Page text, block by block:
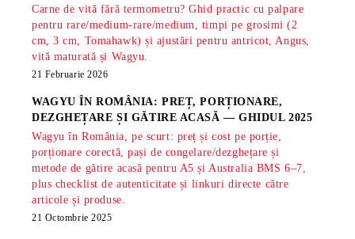
Carne de vită fără termometru? Ghid practic cu palpare
pentru rare/medium-rare/medium, timpi pe grosimi (2
cm, 3 cm, Tomahawk) și ajustări pentru antricot, Angus,
vită maturată și Wagyu.
21 Februarie 2026
WAGYU ÎN ROMÂNIA: PREȚ, PORȚIONARE,
DEZGHEȚARE ȘI GĂTIRE ACASĂ — GHIDUL 2025
Wagyu în România, pe scurt: preț și cost pe porție,
porționare corectă, pași de congelare/dezghețare și
metode de gătire acasă pentru A5 și Australia BMS 6–7,
plus checklist de autenticitate și linkuri directe către
articole și produse.
21 Octombrie 2025